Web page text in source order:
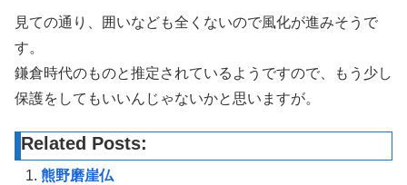
見ての通り、囲いなども全くないので風化が進みそうで
す。
鎌倉時代のものと推定されているようですので、もう少し
保護をしてもいいんじゃないかと思いますが。
Related Posts:
熊野磨崖仏